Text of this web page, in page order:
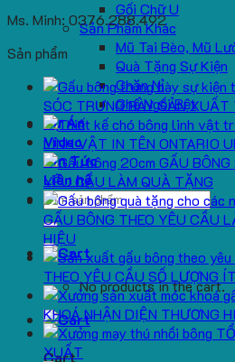
Gối Chữ U
Sản Phẩm Khác
Mũ Tai Bèo, Mũ
Quà Tặng Sự Kiện
Chăn Nỉ
Ghế Ngồi Bệt
Dự Án
Video
Tin Tức
Liên hệ
Search
for:
No products in the cart.
Cart
Ms. Minh: 0376.288.492
Sản phẩm
SÓC TRƯNG BÀY SẢN XUẤT
LINH VẬT IN TÊN ONTARIO
GẤU
YÊU CẦU LÀM QUÀ TẶNG
GẤU BÔNG THEO YÊU CẦU
HIỆU
THEO YÊU CẦU SỐ LƯỢNG
KHOÁ NHẬN DIỆN THƯƠNG
XUẤT